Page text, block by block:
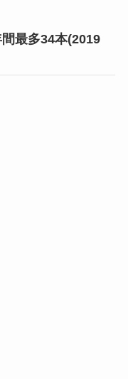
最多34本(2019